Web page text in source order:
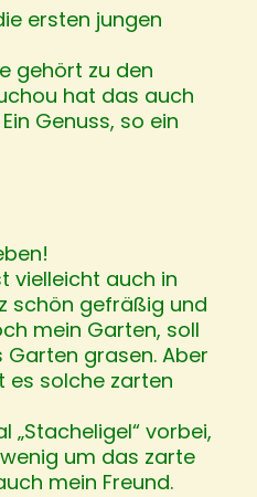
ersten jungen
gehört zu den
hat das auch
Genuss, so ein
vielleicht auch in
schön gefräßig und
mein Garten, soll
grasen. Aber
es solche zarten
„Stacheligel“ vorbei,
um das zarte
mein Freund.